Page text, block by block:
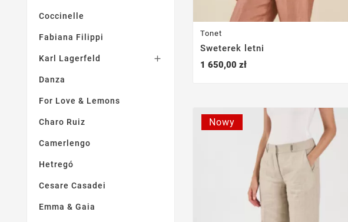
Coccinelle
Fabiana Filippi
Karl Lagerfeld 
Danza
For Love & Lemons
Charo Ruiz
Camerlengo
Hetregó
Cesare Casadei
Emma & Gaia
Tonet
Sweterek letni
1 650,00 zł
Nowy